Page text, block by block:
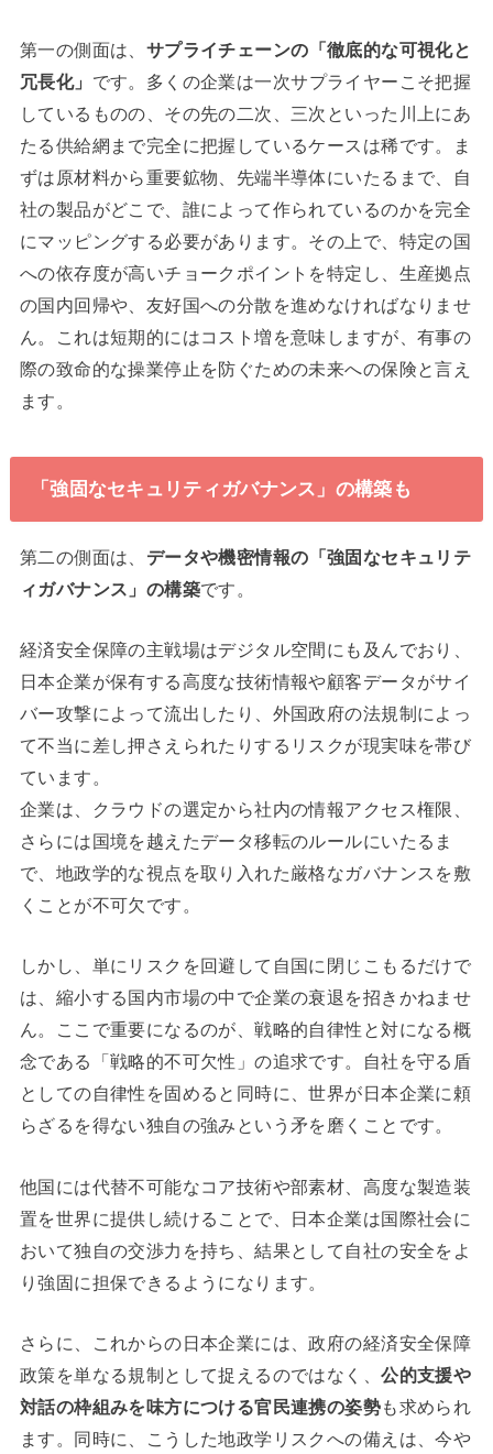
第一の側面は、 サプライチェーンの「徹底的な可視化と
冗長化」 です。多くの企業は一次サプライヤーこそ把握
しているものの、その先の二次、三次といった川上にあ
たる供給網まで完全に把握しているケースは稀です。ま
ずは原材料から重要鉱物、先端半導体にいたるまで、自
社の製品がどこで、誰によって作られているのかを完全
にマッピングする必要があります。その上で、特定の国
への依存度が高いチョークポイントを特定し、生産拠点
の国内回帰や、友好国への分散を進めなければなりませ
ん。これは短期的にはコスト増を意味しますが、有事の
際の致命的な操業停止を防ぐための未来への保険と言え
ます。
「強固なセキュリティガバナンス」の構築も
第二の側面は、 データや機密情報の「強固なセキュリテ
ィガバナンス」の構築です。
経済安全保障の主戦場はデジタル空間にも及んでおり、
日本企業が保有する高度な技術情報や顧客データがサイ
バー攻撃によって流出したり、外国政府の法規制によっ
て不当に差し押さえられたりするリスクが現実味を帯び
ています。
企業は、クラウドの選定から社内の情報アクセス権限、
さらには国境を越えたデータ移転のルールにいたるま
で、地政学的な視点を取り入れた厳格なガバナンスを敷
くことが不可欠です。
しかし、単にリスクを回避して自国に閉じこもるだけで
は、縮小する国内市場の中で企業の衰退を招きかねませ
ん。ここで重要になるのが、戦略的自律性と対になる概
念である「戦略的不可欠性」の追求です。自社を守る盾
としての自律性を固めると同時に、世界が日本企業に頼
らざるを得ない独自の強みという矛を磨くことです。
他国には代替不可能なコア技術や部素材、高度な製造装
置を世界に提供し続けることで、日本企業は国際社会に
おいて独自の交渉力を持ち、結果として自社の安全をよ
り強固に担保できるようになります。
さらに、これからの日本企業には、政府の経済安全保障
政策を単なる規制として捉えるのではなく、公的支援や
対話の枠組みを味方につける官民連携の姿勢も求められ
ます。同時に、こうした地政学リスクへの備えは、今や